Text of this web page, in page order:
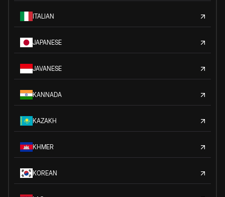
ITALIAN
JAPANESE
JAVANESE
KANNADA
KAZAKH
KHMER
KOREAN